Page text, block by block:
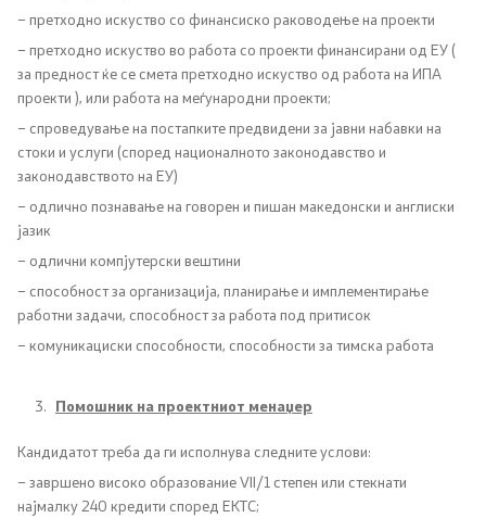
Предлог закони
Подзаконски акти
Одлуки
Документи
Стратешки план и буџет
Работни документи
– претходно искуство со финансиско раководење на проекти
– претходно искуство во работа со проекти финансирани од ЕУ (
за предност ќе се смета претходно искуство од работа на ИПА
проекти ), или работа на меѓународни проекти;
– спроведување на постапките предвидени за јавни набавки на
стоки и услуги (според националното законодавство и
законодавството на ЕУ)
– одлично познавање на говорен и пишан македонски и англиски
јазик
– одлични компјутерски вештини
– способност за организација, планирање и имплементирање
работни задачи, способност за работа под притисок
– комуникациски способности, способности за тимска работа
Помошник на проектниот менаџер
Кандидатот треба да ги исполнува следните услови:
– завршено високо образование VII/1 степен или стекнати
најмалку 240 кредити според ЕКТС;